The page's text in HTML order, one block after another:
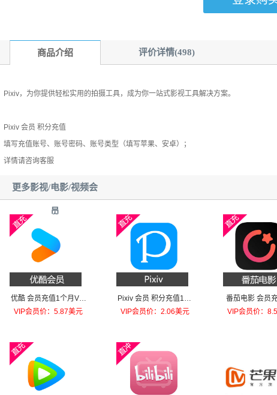
商品介绍 评价详情(498)
Pixiv，为你提供轻松实用的拍摄工具，成为你一站式影视工具解决方案。
Pixiv 会员 积分充值
填写充值账号、账号密码、账号类型（填写苹果、安卓）；
详情请咨询客服
更多影视/电影/视频会
员
优酷 会员充值1个月VIP
会员
VIP会员价：5.87美元
Pixiv 会员 积分充值120
积分
VIP会员价：2.06美元
番茄电影 会员充
月会员
VIP会员价：